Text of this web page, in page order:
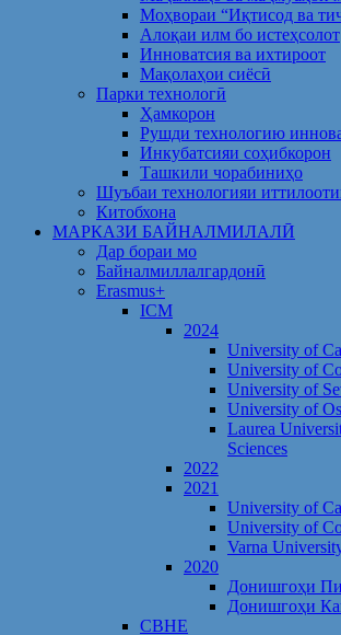
Моҳвораи “Иқтисод ва
Алоқаи илм бо истеҳсолот
Инноватсия ва ихтироот
Мақолаҳои сиёсӣ
Парки технологӣ
Ҳамкорон
Рушди технологию
Инкубатсияи соҳибкорон
Ташкили чорабиниҳо
Шуъбаи технологияи
Китобхона
МАРКАЗИ БАЙНАЛМИЛАЛӢ
Дар бораи мо
Байналмиллалгардонӣ
Erasmus+
ICM
2024
University of
University of
University of
University of
Laurea
Sciences
2022
2021
University of
University of
Varna
2020
Донишгоҳи
Донишгоҳи
CBHE